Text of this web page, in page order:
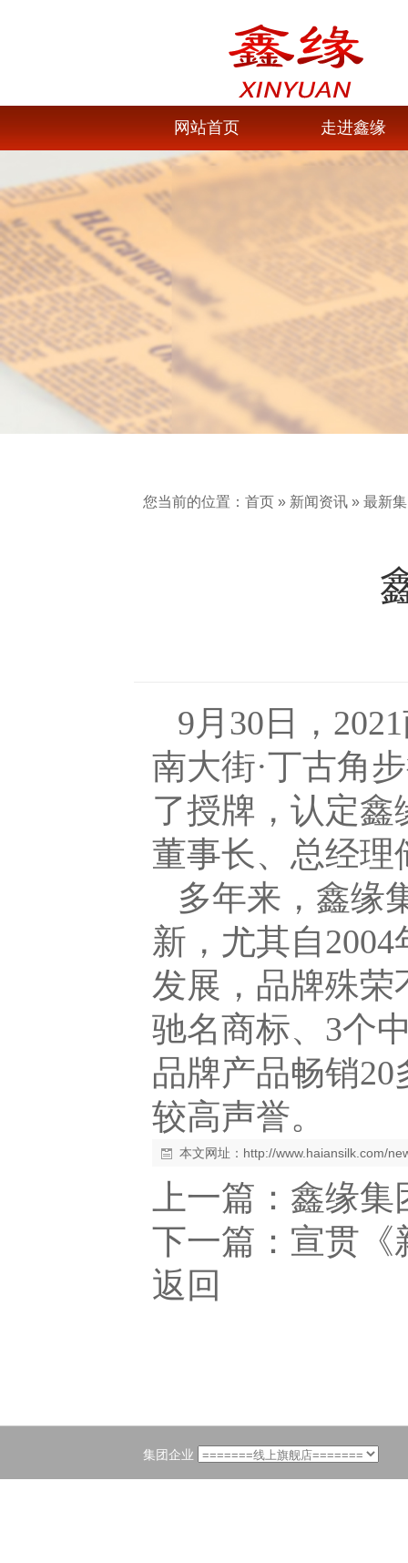
网站首页 走进鑫缘
您当前的位置： 首页» 新闻资讯» 最新
9月 30 日 ， 2021
南大街·丁古角
了授牌，认定鑫
董事长、总经理
多年来，鑫缘
新，尤其自2004
发展，品牌殊荣
驰名商标、 3个
品牌产品畅销20
较高声誉。
本文网址： http://www.haiansilk.com/
上一篇： 鑫缘集
下一篇： 宣贯《
返回
集团企业